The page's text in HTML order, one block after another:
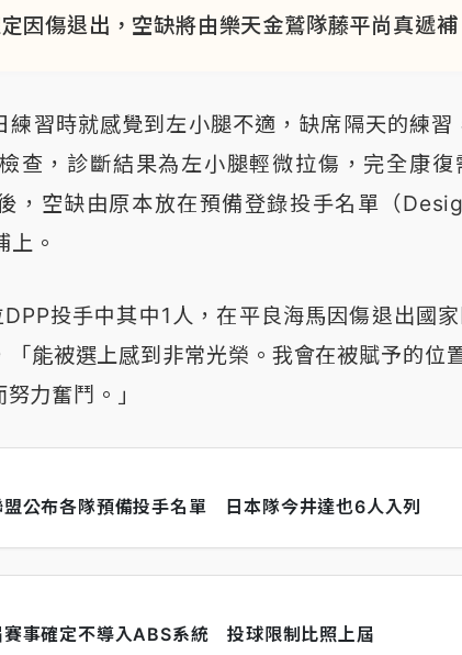
因傷退出，空缺將由樂天金鷲隊藤平尚真遞補
習時就感覺到左小腿不適，缺席隔天的練習
查，診斷結果為左小腿輕微拉傷，完全康
，空缺由原本放在預備登錄投手名單（
上。
投手中其中1人，在平良海馬因傷退出國
「能被選上感到非常光榮。我會在被賦予的位
力奮鬥。」
盟公布各隊預備投手名單 日本隊今井達也6人入列
賽事確定不導入ABS系統 投球限制比照上屆